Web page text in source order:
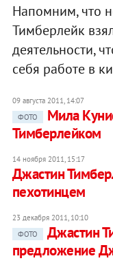
Напомним, что
Тимберлейк
деятельности,
себя работе в
09 августа 2011, 14:07
ФОТО
Мила
Тимберлейком
14 ноября 2011, 15:17
Джастин
пехотинцем
23 декабря 2011, 10:10
ФОТО
Джастин
предложение